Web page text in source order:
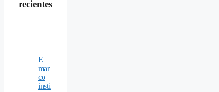
recientes
El
mar
co
insti